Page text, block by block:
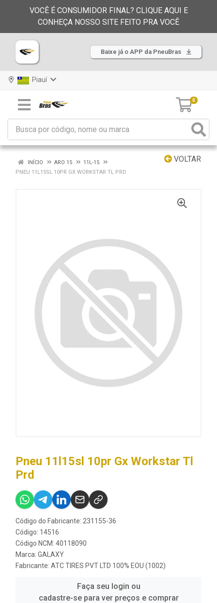
VOCÊ É CONSUMIDOR FINAL? CLIQUE AQUI E
CONHEÇA NOSSO SITE FEITO PRA VOCÊ
Baixe já o APP da PneuBras
Piauí
0
VOLTAR
INÍCIO ARO 15
11L-15
PNEU 11L15SL 10PR GX WORKSTAR TL PRD
Pneu 11l15sl 10pr Gx Workstar Tl
Prd
Código do Fabricante: 231155-36
Código: 14516
Código NCM: 40118090
Marca: GALAXY
Fabricante: ATC TIRES PVT LTD 100% EOU (1002)
Faça seu login ou
cadastre-se para ver preços e comprar